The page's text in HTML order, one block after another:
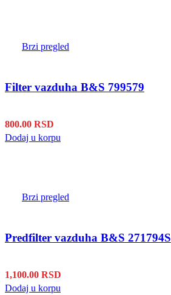
Brzi pregled
Filter vazduha B&S 799579
800.00 RSD
Dodaj u korpu
Brzi pregled
Predfilter vazduha B&S 271794S
1,100.00 RSD
Dodaj u korpu